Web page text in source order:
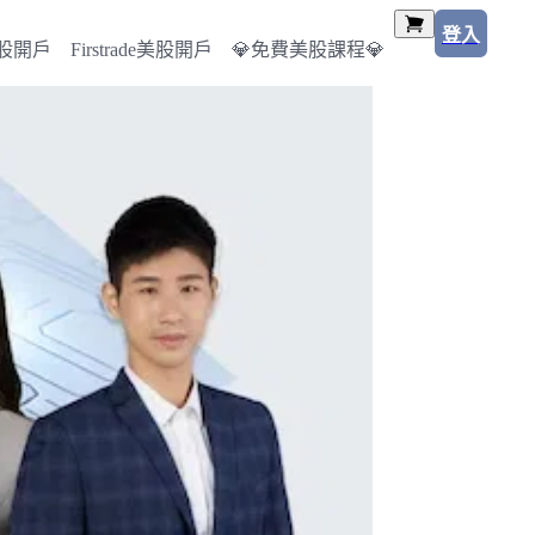
開戶 Firstrade美股開戶 💎免費美股課程💎
登入